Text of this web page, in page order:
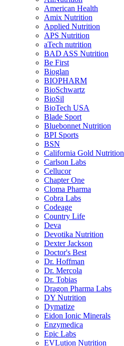
American Health
Amix Nutrition
Applied Nutrition
APS Nutrition
aTech nutrition
BAD ASS Nutrition
Be First
Bioglan
BIOPHARM
BioSchwartz
BioSil
BioTech USA
Blade Sport
Bluebonnet Nutrition
BPI Sports
BSN
California Gold Nutrition
Carlson Labs
Cellucor
Chapter One
Cloma Pharma
Cobra Labs
Codeage
Country Life
Deva
Devotika Nutrition
Dexter Jackson
Doctor's Best
Dr. Hoffman
Dr. Mercola
Dr. Tobias
Dragon Pharma Labs
DY Nutrition
Dymatize
Eidon Ionic Minerals
Enzymedica
Epic Labs
EVLution Nutrition